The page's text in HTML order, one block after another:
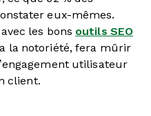
eux-mêmes.
les bons outils SEO
la notoriété, fera mûrir
utilisateur
client.